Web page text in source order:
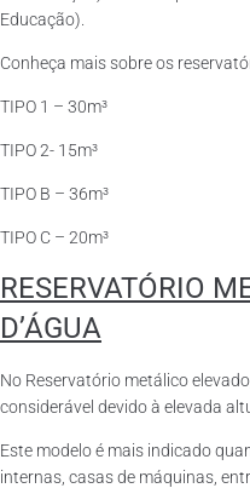
Educação).
Conheça mais sobre os
TIPO 1 – 30m³
TIPO 2- 15m³
TIPO B – 36m³
TIPO C – 20m³
RESERVATÓRIO
D’ÁGUA
No Reservatório metálico
considerável devido à elevada
Este modelo é mais indicado
internas, casas de máquinas,